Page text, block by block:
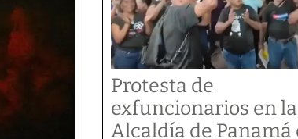
Protesta de
exfuncionarios en la
Alcaldía de Panamá